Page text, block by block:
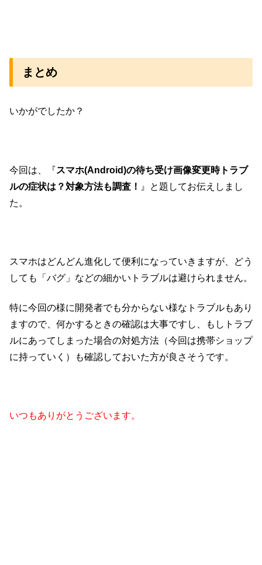
まとめ
いかがでしたか？
今回は、『スマホ(Android)の待ち受け画像変更時トラブ
ルの症状は？対象方法も調査！ 』と題してお伝えしまし
た。
スマホはどんどん進化して便利になっていきますが、どう
しても「バグ」などの細かいトラブルは避けられません。
特に今回の様に開発者でも分からない様なトラブルもあり
ますので、何かするときの確認は大事ですし、もしトラブ
ルにあってしまった場合の対処方法（今回は携帯ショップ
に持っていく）も確認しておいた方が良さそうです。
いつもありがとうございます。